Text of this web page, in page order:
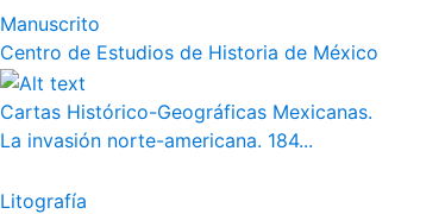
Manuscrito
Centro de Estudios de Historia de México
Cartas Histórico-Geográficas Mexicanas.
La invasión norte-americana. 184...
Litografía